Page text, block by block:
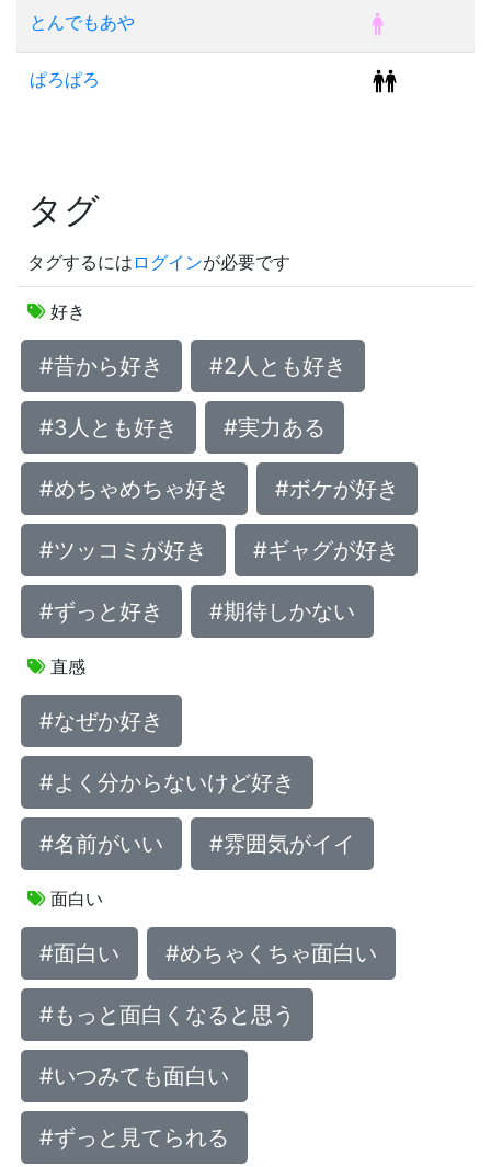
とんでもあや
ぱろぱろ
タグ
タグするには ログインが必要です
好き
#昔から好き #2人とも好き
#3人とも好き #実力ある
#めちゃめちゃ好き #ボケが好き
#ツッコミが好き #ギャグが好き
#ずっと好き #期待しかない
直感
#なぜか好き
#よく分からないけど好き
#名前がいい #雰囲気がイイ
面白い
#面白い #めちゃくちゃ面白い
#もっと面白くなると思う
#いつみても面白い
#ずっと見てられる